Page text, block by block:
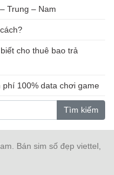
Trung – Nam
cho thuê bao trả
100% data chơi game
Tìm kiếm
Bán sim số đẹp viettel,